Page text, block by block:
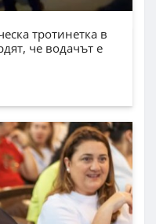
тротинетка в
че водачът е